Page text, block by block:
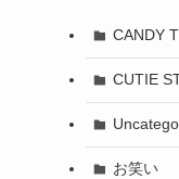
CANDY
CUTIE
お笑い